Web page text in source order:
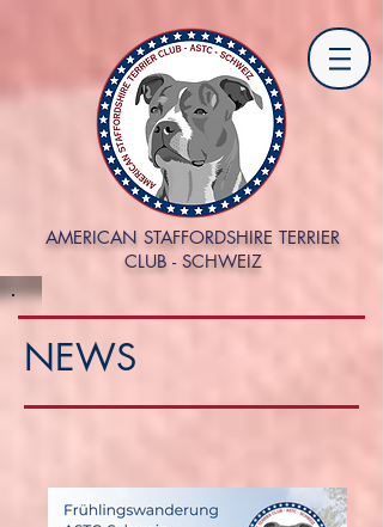
AMERICAN STAFFORDSHIRE TERRIER
CLUB - SCHWEIZ
NEWS